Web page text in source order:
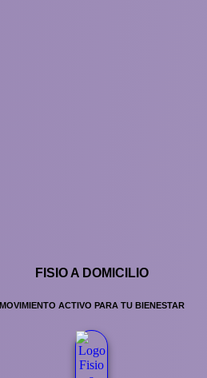
FISIO A DOMICILIO
MOVIMIENTO ACTIVO PARA TU BIENESTAR